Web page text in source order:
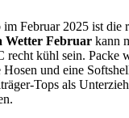
Februar 2025 ist die
Wetter Februar kann
recht kühl sein. Packe
und eine
Tops als